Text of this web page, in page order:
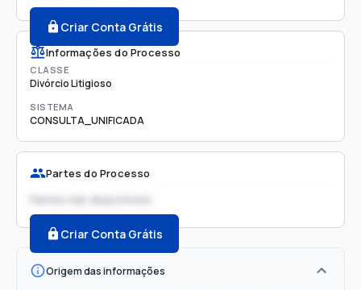
Criar Conta Grátis
Informações do Processo
CLASSE
Divórcio Litigioso
SISTEMA
CONSULTA_UNIFICADA
Partes do Processo
Partes não disponíveis
Criar Conta Grátis
Origem das informações